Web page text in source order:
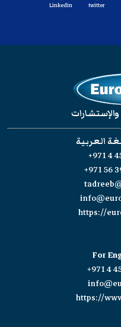
twitter
Linkedin
العربية
+971 4
+971 56
https://
For
+971 4
https://